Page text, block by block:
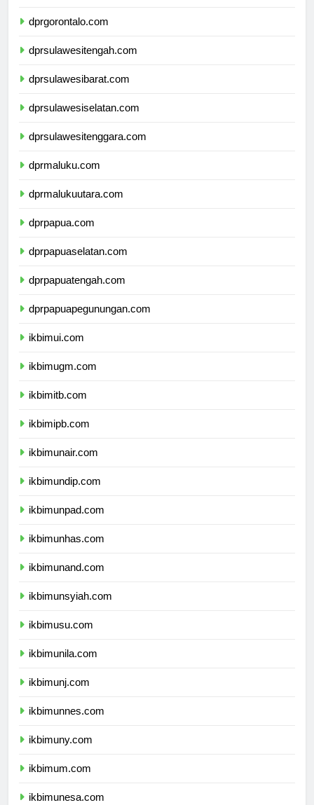
dprgorontalo.com
dprsulawesitengah.com
dprsulawesibarat.com
dprsulawesiselatan.com
dprsulawesitenggara.com
dprmaluku.com
dprmalukuutara.com
dprpapua.com
dprpapuaselatan.com
dprpapuatengah.com
dprpapuapegunungan.com
ikbimui.com
ikbimugm.com
ikbimitb.com
ikbimipb.com
ikbimunair.com
ikbimundip.com
ikbimunpad.com
ikbimunhas.com
ikbimunand.com
ikbimunsyiah.com
ikbimusu.com
ikbimunila.com
ikbimunj.com
ikbimunnes.com
ikbimuny.com
ikbimum.com
ikbimunesa.com